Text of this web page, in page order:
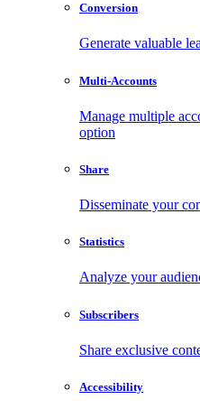
Conversion
Generate valuable
Multi-Accounts
Manage multiple
option
Share
Disseminate your
Statistics
Analyze your
Subscribers
Share exclusive
Accessibility